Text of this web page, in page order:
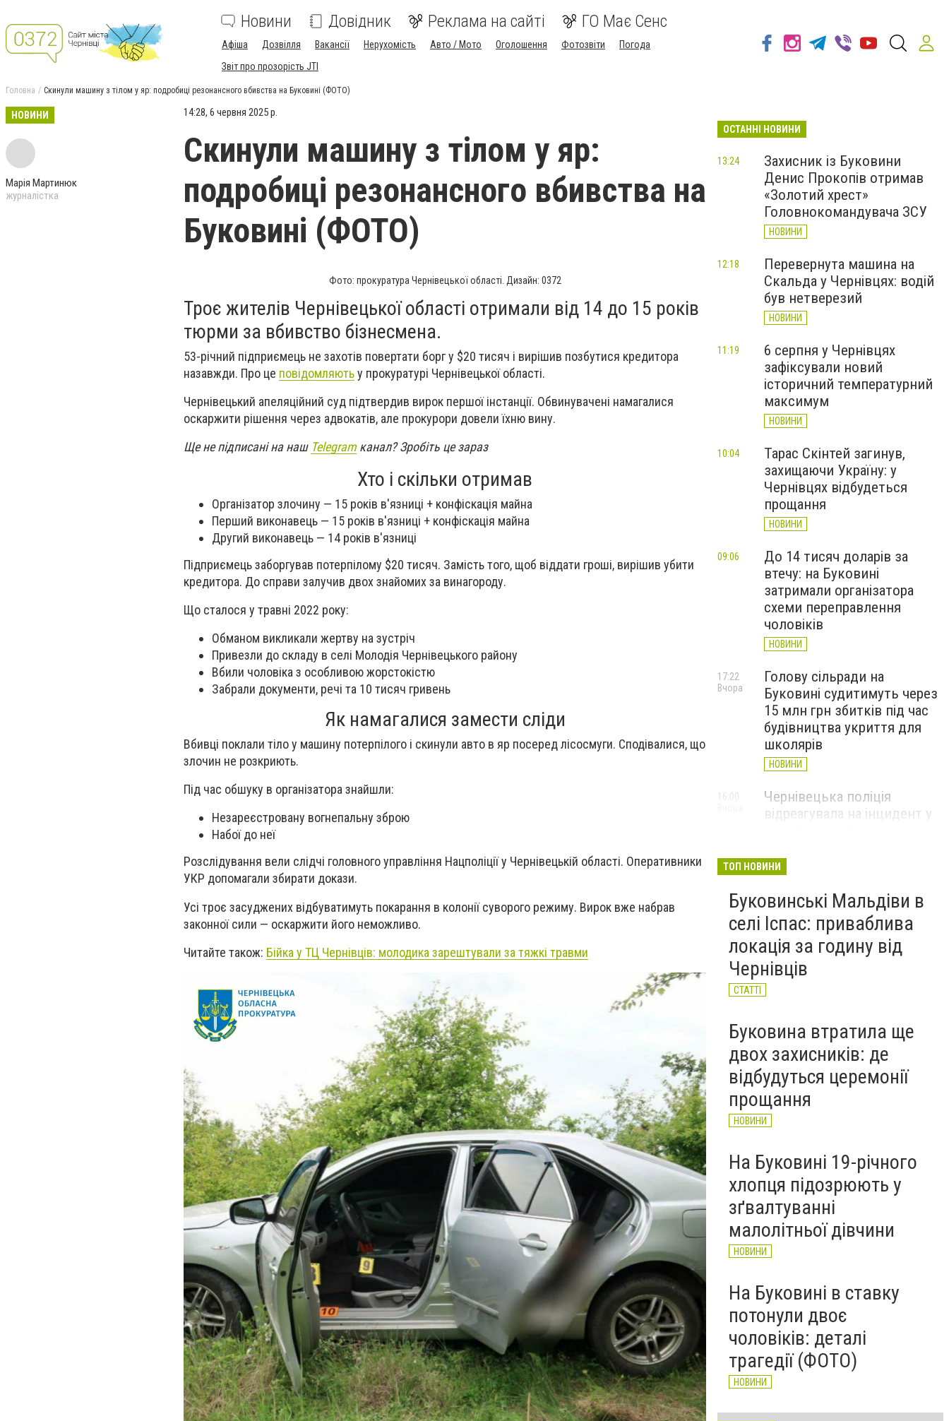
Новини Довідник Реклама на сайті ГО Має Сенс
Афіша Дозвілля Вакансії Нерухомість Авто / Мото Оголошення Фотозвіти
Погода
Звіт про прозорість JTI
Головна Скинули машину з тілом у яр: подробиці резонансного вбивства на Буковині (ФОТО)
НОВИНИ
Марія Мартинюк
журналістка
14:28, 6 червня 2025 р.
Скинули машину з тілом у яр:
подробиці резонансного вбивства на
Буковині (ФОТО)
Фото: прокуратура Чернівецької області. Дизайн: 0372
Троє жителів Чернівецької області отримали від 14 до 15 років
тюрми за вбивство бізнесмена.
53-річний підприємець не захотів повертати борг у $20 тисяч і вирішив позбутися кредитора
назавжди. Про це повідомляютьу прокуратурі Чернівецької області.
Чернівецький апеляційний суд підтвердив вирок першої інстанції. Обвинувачені намагалися
оскаржити рішення через адвокатів, але прокурори довели їхню вину.
Ще не підписані на наш Telegram канал? Зробіть це зараз
Хто і скільки отримав
Організатор злочину — 15 років в'язниці + конфіскація майна
Перший виконавець — 15 років в'язниці + конфіскація майна
Другий виконавець — 14 років в'язниці
Підприємець заборгував потерпілому $20 тисяч. Замість того, щоб віддати гроші, вирішив убити
кредитора. До справи залучив двох знайомих за винагороду.
Що сталося у травні 2022 року:
Обманом викликали жертву на зустріч
Привезли до складу в селі Молодія Чернівецького району
Вбили чоловіка з особливою жорстокістю
Забрали документи, речі та 10 тисяч гривень
Як намагалися замести сліди
Вбивці поклали тіло у машину потерпілого і скинули авто в яр посеред лісосмуги. Сподівалися, що
злочин не розкриють.
Під час обшуку в організатора знайшли:
Незареєстровану вогнепальну зброю
Набої до неї
Розслідування вели слідчі головного управління Нацполіції у Чернівецькій області. Оперативники
УКР допомагали збирати докази.
Усі троє засуджених відбуватимуть покарання в колонії суворого режиму. Вирок вже набрав
законної сили — оскаржити його неможливо.
Читайте також: Бійка у ТЦ Чернівців: молодика зарештували за тяжкі травми
ОСТАННІ НОВИНИ
Захисник із Буковини
Денис Прокопів отримав
«Золотий хрест»
Головнокомандувача ЗСУ
НОВИНИ
13:24
Перевернута машина на
Скальда у Чернівцях: водій
був нетверезий
НОВИНИ
12:18
6 серпня у Чернівцях
зафіксували новий
історичний температурний
максимум
НОВИНИ
11:19
Тарас Скінтей загинув,
захищаючи Україну: у
Чернівцях відбудеться
прощання
НОВИНИ
10:04
До 14 тисяч доларів за
втечу: на Буковині
затримали організатора
схеми переправлення
чоловіків
НОВИНИ
09:06
Голову сільради на
Буковині судитимуть через
15 млн грн збитків під час
будівництва укриття для
школярів
НОВИНИ
17:22
Вчора
Чернівецька поліція
відреагувала на інцидент у
НОВИНИ
16:00
Куля зупинилася за
сантиметр від аорти: у
Чернівцях врятували 35-
річного чоловіка (ФОТО)
НОВИНИ
15:28
Вчора
ТОП НОВИНИ
Буковинські Мальдіви в
селі Іспас: приваблива
локація за годину від
Чернівців
СТАТТІ
Буковина втратила ще
двох захисників: де
відбудуться церемонії
прощання
НОВИНИ
На Буковині 19-річного
хлопця підозрюють у
зґвалтуванні
малолітньої дівчини
НОВИНИ
На Буковині в ставку
потонули двоє
чоловіків: деталі
трагедії (ФОТО)
НОВИНИ